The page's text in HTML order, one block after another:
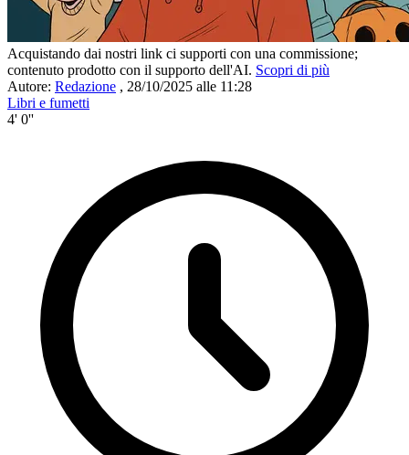
Acquistando dai nostri link ci supporti con una commissione;
contenuto prodotto con il supporto dell'AI. Scopri di più
Autore: Redazione , 28/10/2025 alle 11:28
Libri e fumetti
4' 0''